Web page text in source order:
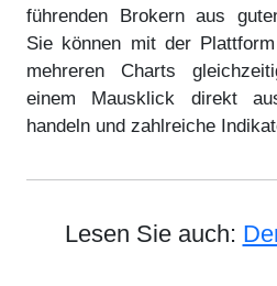
führenden Brokern aus
Sie können mit der
mehreren Charts
einem Mausklick direkt
handeln und zahlreiche
Lesen Sie auch: